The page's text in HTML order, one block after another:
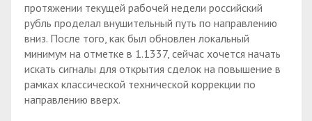
протяжении текущей рабочей недели российский
рубль проделал внушительный путь по направлению
вниз. После того, как был обновлен локальный
минимум на отметке в 1.1337, сейчас хочется начать
искать сигналы для открытия сделок на повышение в
рамках классической технической коррекции по
направлению вверх.